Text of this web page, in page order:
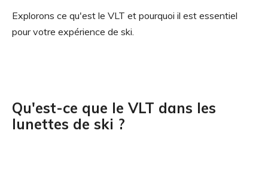
Explorons ce qu'est le VLT et pourquoi il est essentiel
pour votre expérience de ski.
Qu'est-ce que le VLT dans les
lunettes de ski ?